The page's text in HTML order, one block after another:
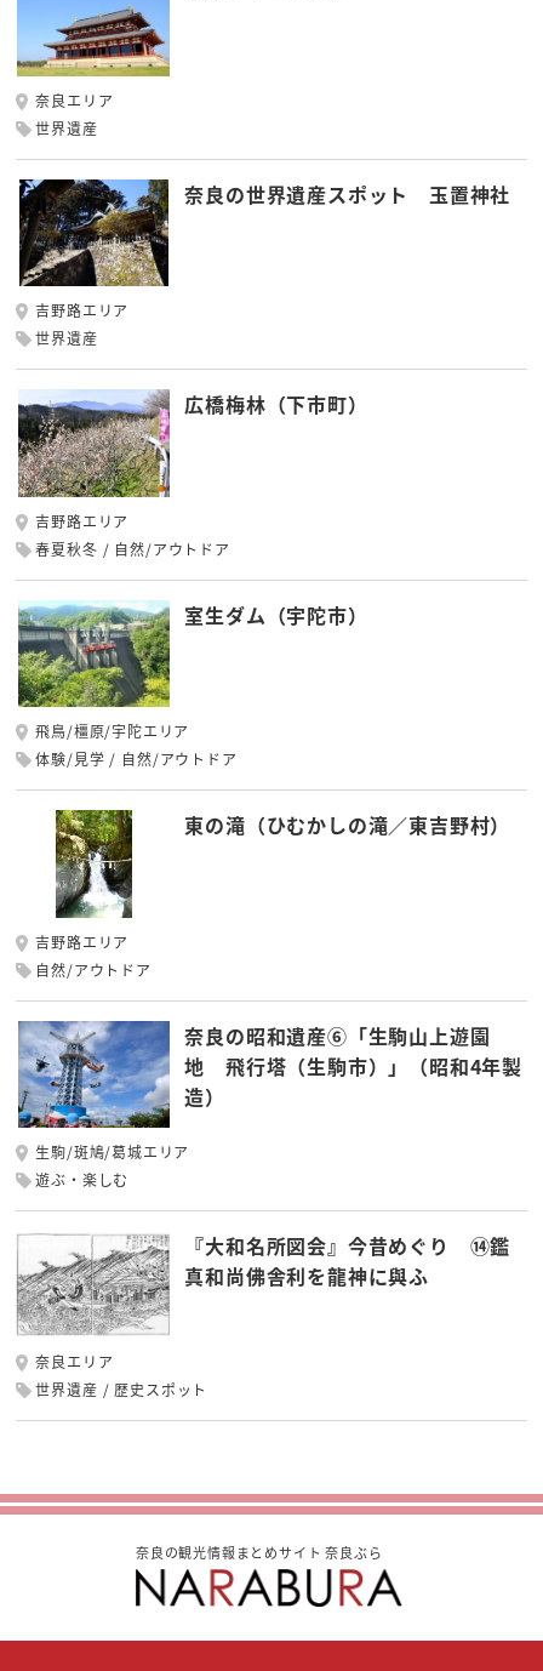
奈良エリア
世界遺産
奈良の世界遺産スポット 玉置神社
吉野路エリア
世界遺産
広橋梅林（下市町）
吉野路エリア
春夏秋冬
自然/アウトドア
室生ダム（宇陀市）
飛鳥/橿原/宇陀エリア
体験/見学
自然/アウトドア
東の滝（ひむかしの滝／東吉野村）
吉野路エリア
自然/アウトドア
奈良の昭和遺産⑥「生駒山上遊園
地 飛行塔（生駒市）」（昭和4年製
造）
生駒/斑鳩/葛城エリア
遊ぶ・楽しむ
『大和名所図会』今昔めぐり ⑭鑑
真和尚佛舎利を龍神に與ふ
奈良エリア
世界遺産
歴史スポット
奈良の観光情報まとめサイト 奈良ぶら